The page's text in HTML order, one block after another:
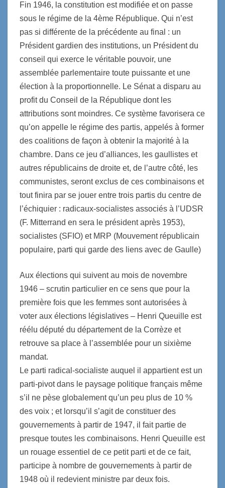
Fin 1946, la constitution est modifiée et on passe
sous le régime de la 4ème République. Qui n’est
pas si différente de la précédente au final : un
Président gardien des institutions, un Président du
conseil qui exerce le véritable pouvoir, une
assemblée parlementaire toute puissante et une
élection à la proportionnelle. Le Sénat a disparu au
profit du Conseil de la République dont les
attributions sont moindres. Ce système favorisera ce
qu’on appelle le régime des partis, appelés à former
des coalitions de façon à obtenir la majorité à la
chambre. Dans ce jeu d’alliances, les gaullistes et
autres républicains de droite et, de l’autre côté, les
communistes, seront exclus de ces combinaisons et
tout finira par se jouer entre trois partis du centre de
l’échiquier : radicaux-socialistes associés à l’UDSR
(F. Mitterrand en sera le président après 1953),
socialistes (SFIO) et MRP (Mouvement républicain
populaire, parti qui garde des liens avec de Gaulle)
Aux élections qui suivent au mois de novembre
1946 – scrutin particulier en ce sens que pour la
première fois que les femmes sont autorisées à
voter aux élections législatives – Henri Queuille est
réélu député du département de la Corrèze et
retrouve sa place à l’assemblée pour un sixième
mandat.
Le parti radical-socialiste auquel il appartient est un
parti-pivot dans le paysage politique français même
s’il ne pèse globalement qu’un peu plus de 10 %
des voix ; et lorsqu’il s’agit de constituer des
gouvernements à partir de 1947, il fait partie de
presque toutes les combinaisons. Henri Queuille est
un rouage essentiel de ce petit parti et de ce fait,
participe à nombre de gouvernements à partir de
1948 où il redevient ministre par deux fois.